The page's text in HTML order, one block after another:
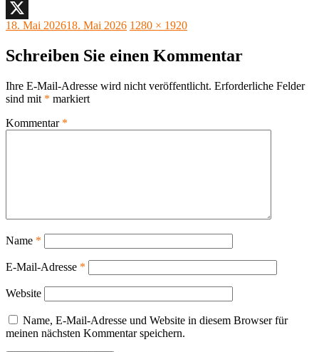
Facebook
X
Veröffentlicht
18. Mai 202618. Mai 2026 Originalgröße
1280 × 1920
Schreiben Sie einen Kommentar
Ihre E-Mail-Adresse wird nicht veröffentlicht. Erforderliche Felder
sind mit * markiert
Kommentar *
Name *
E-Mail-Adresse *
Website
Name, E-Mail-Adresse und Website in diesem Browser für
meinen nächsten Kommentar speichern.